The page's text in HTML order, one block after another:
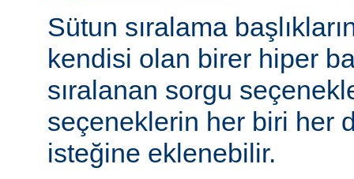
Sütun sıralama
kendisi olan birer hiper
sıralanan sorgu
seçeneklerin her biri her
isteğine eklenebilir.